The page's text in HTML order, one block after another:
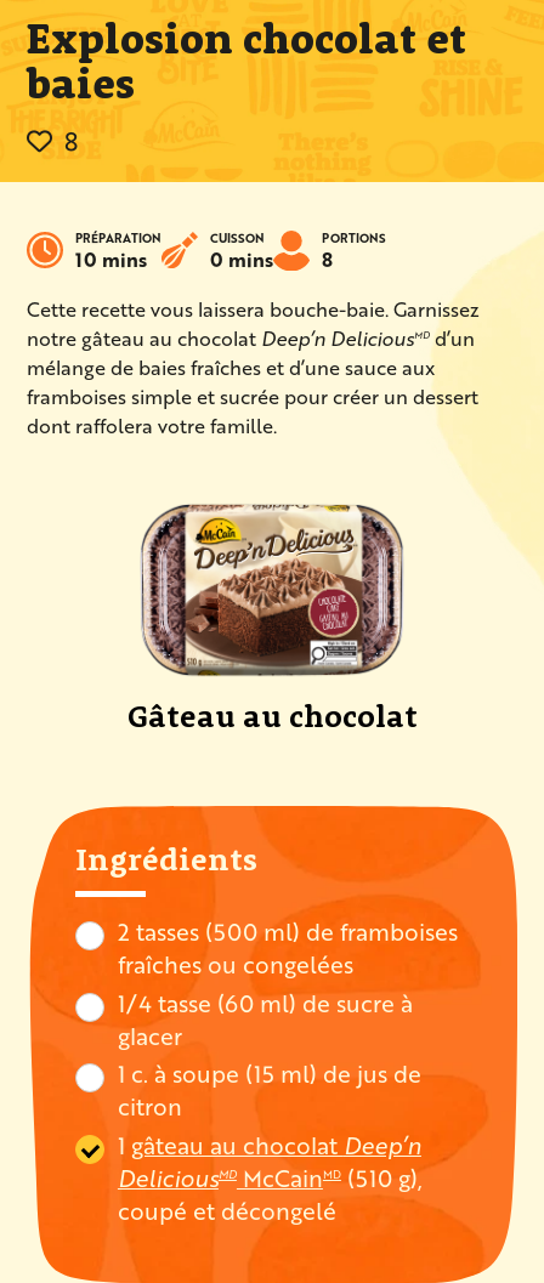
Explosion chocolat et
baies
8
PRÉPARATION
10 mins
CUISSON
0 mins
PORTIONS
8
Cette recette vous laissera bouche-baie. Garnissez
notre gâteau au chocolat Deep’n DeliciousMD d’un
mélange de baies fraîches et d’une sauce aux
framboises simple et sucrée pour créer un dessert
dont raffolera votre famille.
Gâteau au chocolat
Ingrédients
2 tasses (500 ml) de framboises
fraîches ou congelées
1/4 tasse (60 ml) de sucre à
glacer
1 c. à soupe (15 ml) de jus de
citron
1 gâteau au chocolat Deep’n
DeliciousMDMcCainMD(510 g),
coupé et décongelé